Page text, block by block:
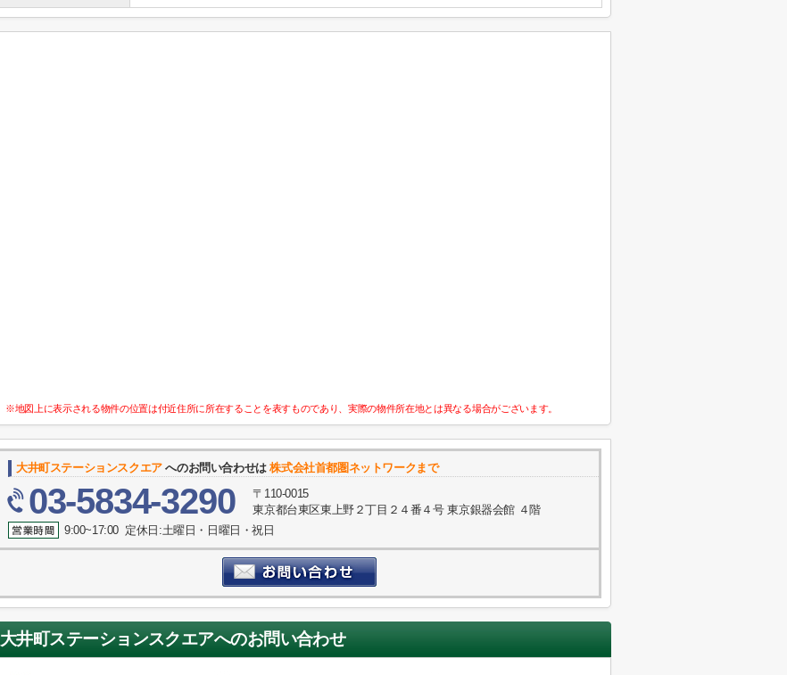
※地図上に表示される物件の位置は付近住所に所在することを表すものであり、実際の物件所在地とは異なる場合がございます。
大井町ステーションスクエアへのお問い合わせは株式会社首都圏ネットワークまで
03-5834-3290
〒110-0015
東京都台東区東上野２丁目２４番４号 東京銀器会館 ４階
9:00~17:00 定休日:土曜日・日曜日・祝日
大井町ステーションスクエアへのお問い合わせ